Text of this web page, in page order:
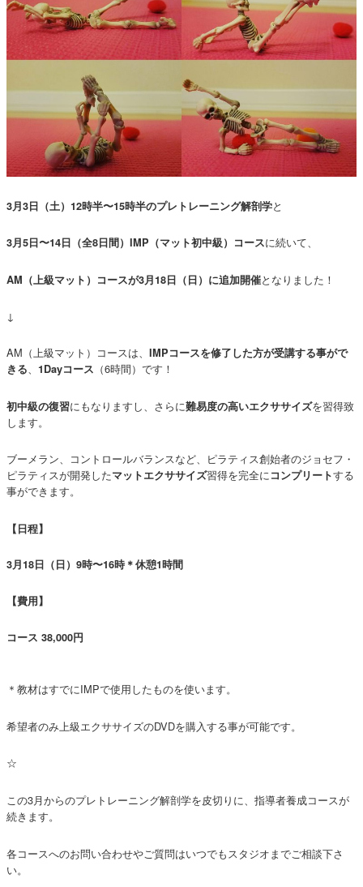
3月3日（土）12時半〜15時半のプレトレーニング解剖学と
3月5日〜14日（全8日間）IMP（マット初中級）コースに続いて、
AM（上級マット）コースが3月18日（日）に追加開催となりました！
↓
AM（上級マット）コースは、 IMPコースを修了した方が受講する事がで
きる、 1Dayコース （6時間）です！
初中級の復習にもなりますし、さらに難易度の高いエクササイズを習得致
します。
ブーメラン、コントロールバランスなど、ピラティス創始者のジョセフ・
ピラティスが開発したマットエクササイズ習得を完全にコンプリートする
事ができます。
【日程】
3月18日（日）9時〜16時＊休憩1時間
【費用】
コース 38,000円
＊教材はすでにIMPで使用したものを使います。
希望者のみ上級エクササイズのDVDを購入する事が可能です。
☆
この3月からのプレトレーニング解剖学を皮切りに、指導者養成コースが
続きます。
各コースへのお問い合わせやご質問はいつでもスタジオまでご相談下さ
い。